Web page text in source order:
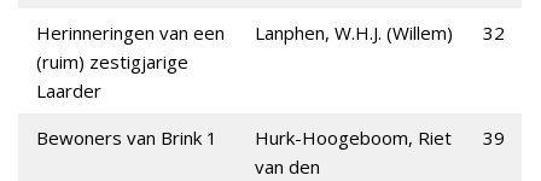
Herinneringen van een
(ruim) zestigjarige
Laarder
Lanphen, W.H.J. (Willem) 32
Bewoners van Brink 1
Hurk-Hoogeboom, Riet
van den
39